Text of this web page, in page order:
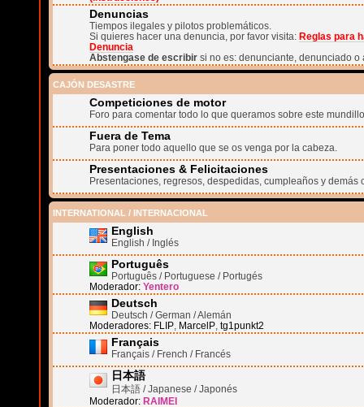
Denuncias
Tiempos ilegales y pilotos problemáticos.
Si quieres hacer una denuncia, por favor visita: Reglas para
Denuncia
Abstengase de escribir si no es: denunciante, denunciado o
CAJÓN DESASTRE
Competiciones de motor
Foro para comentar todo lo que queramos sobre este
Fuera de Tema
Para poner todo aquello que se os venga por la cabeza.
Presentaciones & Felicitaciones
Presentaciones, regresos, despedidas, cumpleaños y demás
INTERNATIONAL / INTERNACIONAL
English
English / Inglés
Português
Português / Portuguese / Portugés
Moderador: Yentero
Deutsch
Deutsch / German / Alemán
Moderadores: FLIP MarcelP tg1punkt2
Français
Français / French / Francés
日本語
日本語 / Japanese / Japonés
Moderador: RAIMEI